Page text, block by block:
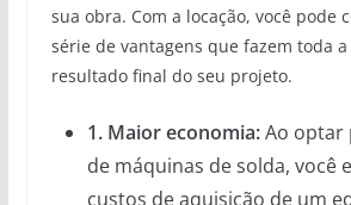
sua obra. Com a locação, você pode
série de vantagens que fazem toda
resultado final do seu projeto.
1. Maior economia:Ao optar
de máquinas de solda, você
custos de aquisição de um